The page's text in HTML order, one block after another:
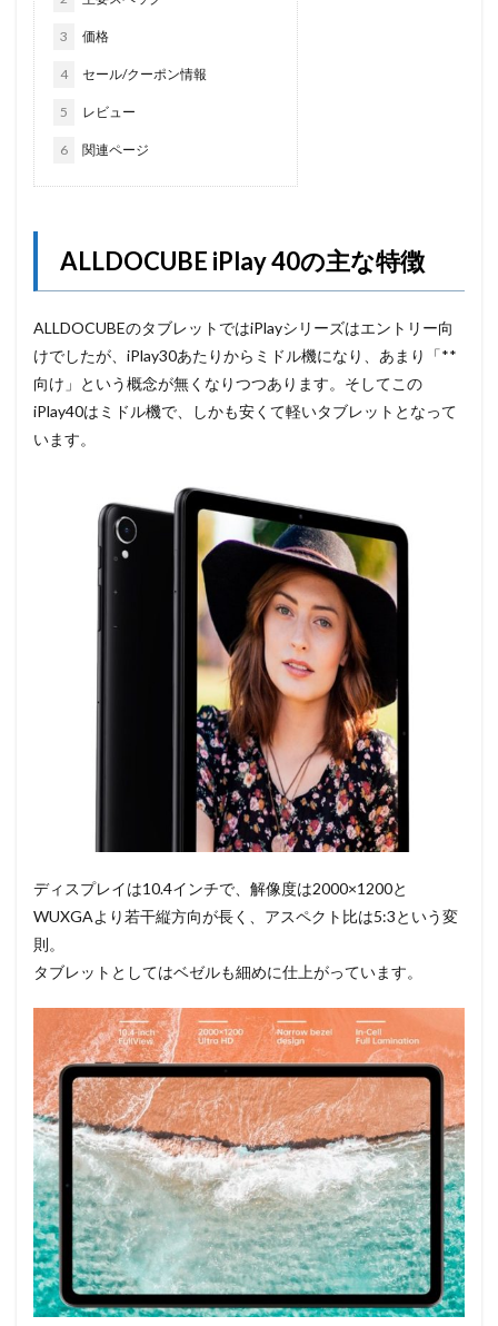
3 価格
4 セール/クーポン情報
5 レビュー
6 関連ページ
ALLDOCUBE iPlay 40の主な特徴
ALLDOCUBEのタブレットではiPlayシリーズはエントリー向
けでしたが、iPlay30あたりからミドル機になり、あまり「**
向け」という概念が無くなりつつあります。そしてこの
iPlay40はミドル機で、しかも安くて軽いタブレットとなって
います。
ディスプレイは10.4インチで、解像度は2000×1200と
WUXGAより若干縦方向が長く、アスペクト比は5:3という変
則。
タブレットとしてはベゼルも細めに仕上がっています。